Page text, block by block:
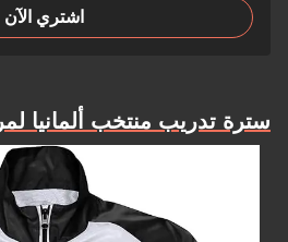
اشتري الآن
سترة تدريب منتخب ألمانيا